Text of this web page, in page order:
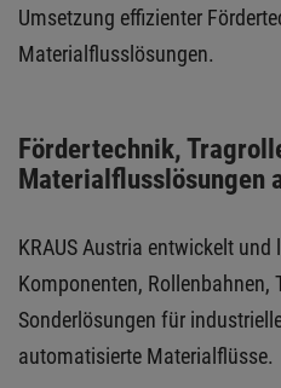
Umsetzung effizienter
Materialflusslösungen.
Fördertechnik,
Materialflusslösungen
KRAUS Austria entwickelt und
Komponenten, Rollenbahnen,
Sonderlösungen für
automatisierte Materialflüsse.